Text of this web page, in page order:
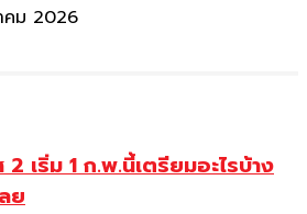
คม 2026
เริ่ม 1 ก.พ.นี้เตรียมอะไรบ้าง
ย